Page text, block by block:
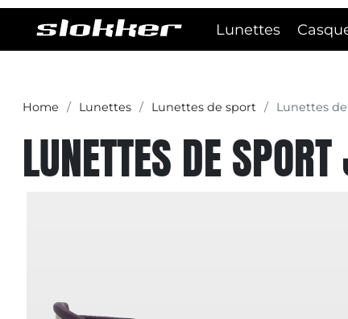
Lunettes
Home Lunettes Lunettes de sport Lunettes
LUNETTES DE